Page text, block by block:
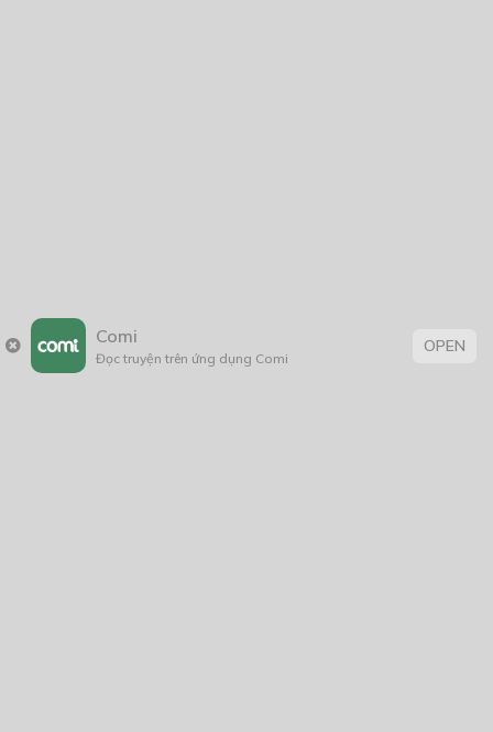
Comi
Đọc truyện trên ứng dụng Comi
OPEN